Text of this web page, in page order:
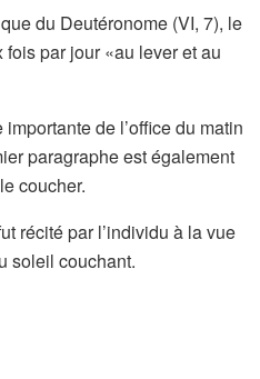
du Deutéronome (VI, 7), le
par jour «au lever et au
de l’office du matin
paragraphe est également
coucher.
récité par l’individu à la vue
soleil couchant.